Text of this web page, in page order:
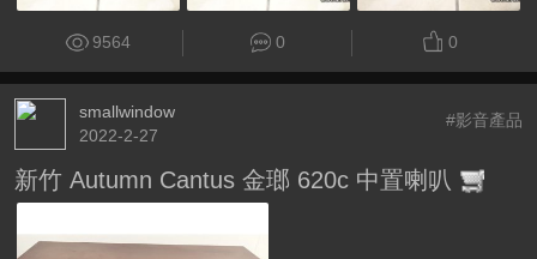
9564 0 0
smallwindow
2022-2-27
#影音產品
新竹 Autumn Cantus 金瑯 620c 中置喇叭